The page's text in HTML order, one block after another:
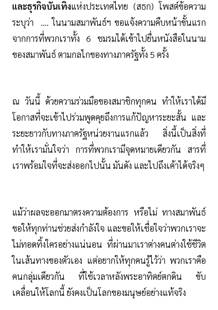
และธุรกิจบันเทิงแห่งประเทศไทย (สธก) โพสต์ข้อความ
ระบุว่า .... ในนามสมาพันธ์ฯ ขอแจ้งความคืบหน้าขั้นแรก
จากการที่พวกเราทั้ง 6 ชมรมได้เข้าไปยื่นหนังสือในนาม
ของสมาพันธ์ ตามกลไกของทางภาครัฐทั้ง 5 ครั้ง
ณ วันนี้ ด้วยความร่วมมือของสมาชิกทุกคน ทำให้เราได้มี
โอกาสที่จะเข้าไปร่วมพูดคุยถึงการแก้ปัญหาระยะสั้น และ
ระยะยาวกับทางภาครัฐหน่วยงานแรกแล้ว สิ่งนี้เป็นสิ่งที่
ทำให้เรามั่นใจว่า การที่พวกเรามีจุดหมายเดียวกัน สารที่
เราพร้อมใจที่จะส่งออกไปนั้น มันดัง และไปถึงเค้าได้จริงๆ
แม้ว่าผลจะออกมาตรงความต้องการ หรือไม่ ทางสมาพันธ์
ขอให้ทุกท่านช่วยส่งกำลังใจ และขอให้เชื่อใจว่าพวกเราจะ
ไม่ทอดทิ้งใครอย่างแน่นอน ที่ผ่านมาเราต่างคนต่างใช้ชีวิต
ในเส้นทางของตัวเอง แต่อยากให้ทุกคนรู้ไว้ว่า พวกเราคือ
คนกลุ่มเดียวกัน ที่ใช้เวลาหลังพระอาทิตย์ตกดิน ขับ
เคลื่อนให้โลกนี้ ยังคงเป็นโลกของมนุษย์อย่างแท้จริง